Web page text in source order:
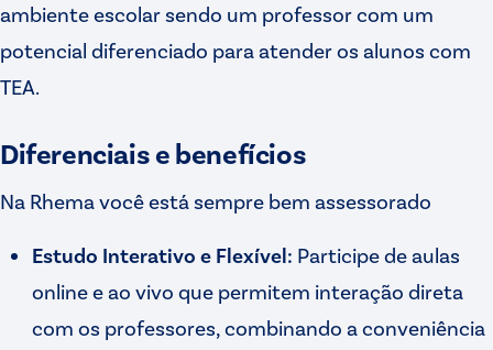
ambiente escolar sendo um professor com um
potencial diferenciado para atender os alunos com
TEA.
Diferenciais e benefícios
Na Rhema você está sempre bem assessorado
Estudo Interativo e Flexível: Participe de aulas
online e ao vivo que permitem interação direta
com os professores, combinando a conveniência